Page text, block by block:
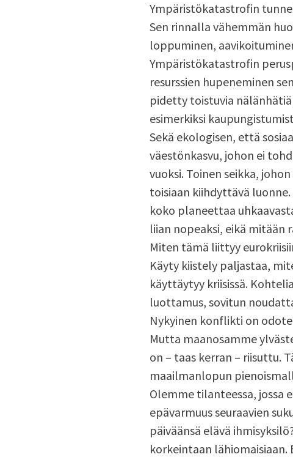
Ympäristökatastrofin
Sen rinnalla vähemmän
loppuminen,
Ympäristökatastrofin
resurssien hupeneminen
pidetty toistuvia
esimerkiksi
Sekä ekologisen, että
väestönkasvu, johon ei
vuoksi. Toinen seikka,
toisiaan kiihdyttävä
koko planeettaa
liian nopeaksi, eikä mitään
Miten tämä liittyy
Käyty kiistely paljastaa,
käyttäytyy kriisissä.
luottamus, sovitun
Nykyinen konflikti on
Mutta maanosamme
on – taas kerran – riisuttu.
maailmanlopun
Olemme tilanteessa, jossa
epävarmuus seuraavien
päiväänsä elävä
korkeintaan